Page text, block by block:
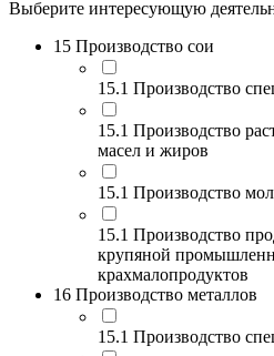
Выберите интересующую
15 Производство сои
15.1 Производство
15.1 Производство
масел и жиров
15.1 Производство
15.1 Производство
крупяной
крахмалопродуктов
16 Производство металлов
15.1 Производство